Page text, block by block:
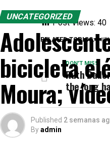
Post Views: 40
RELATED TOPICS:
DON'T MISS
Ruth
the long
UNCATEGORIZED
bicicleta
Moura;
Published 2 semanas
Byadmin